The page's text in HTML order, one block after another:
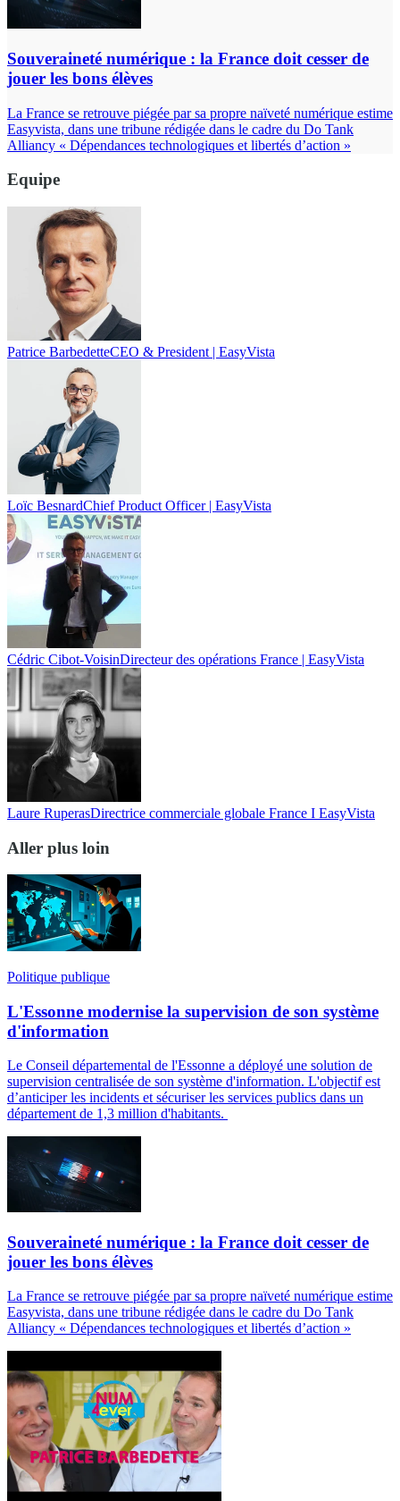
Souveraineté numérique : la France doit cesser de
jouer les bons élèves
La France se retrouve piégée par sa propre naïveté numérique estime
Easyvista, dans une tribune rédigée dans le cadre du Do Tank
Alliancy « Dépendances technologiques et libertés d’action »
Equipe
Patrice BarbedetteCEO & President | EasyVista
Loïc BesnardChief Product Officer | EasyVista
Cédric Cibot-VoisinDirecteur des opérations France | EasyVista
Laure RuperasDirectrice commerciale globale France I EasyVista
Aller plus loin
Politique publique
L'Essonne modernise la supervision de son système
d'information
Le Conseil départemental de l'Essonne a déployé une solution de
supervision centralisée de son système d'information. L'objectif est
d’anticiper les incidents et sécuriser les services publics dans un
département de 1,3 million d'habitants.
Souveraineté numérique : la France doit cesser de
jouer les bons élèves
La France se retrouve piégée par sa propre naïveté numérique estime
Easyvista, dans une tribune rédigée dans le cadre du Do Tank
Alliancy « Dépendances technologiques et libertés d’action »